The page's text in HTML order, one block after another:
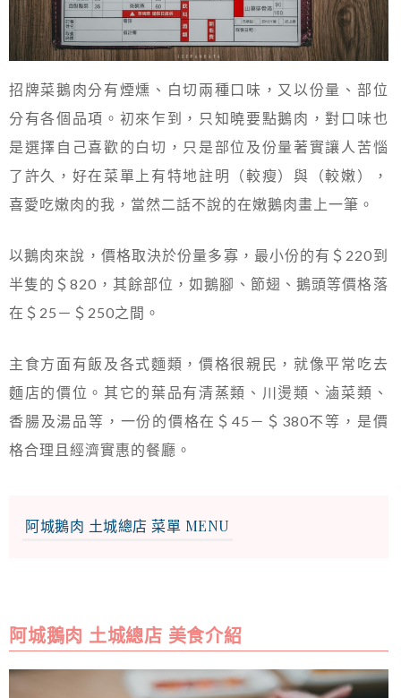
招牌菜鵝肉分有煙燻、白切兩種口味，又以份量、部位
分有各個品項。初來乍到，只知曉要點鵝肉，對口味也
是選擇自己喜歡的白切，只是部位及份量著實讓人苦惱
了許久，好在菜單上有特地註明（較瘦）與（較嫩），
喜愛吃嫩肉的我，當然二話不說的在嫩鵝肉畫上一筆。
以鵝肉來說，價格取決於份量多寡，最小份的有＄220到
半隻的＄820，其餘部位，如鵝腳、節翅、鵝頭等價格落
在＄25－＄250之間。
主食方面有飯及各式麵類，價格很親民，就像平常吃去
麵店的價位。其它的葉品有清蒸類、川燙類、滷菜類、
香腸及湯品等，一份的價格在＄45－＄380不等，是價
格合理且經濟實惠的餐廳。
阿城鵝肉 土城總店 菜單 MENU
阿城鵝肉 土城總店 美食介紹